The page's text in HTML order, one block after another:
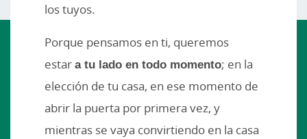
los tuyos.
Porque pensamos en ti, queremos
estara tu lado en todo momento; en la
elección de tu casa, en ese momento de
abrir la puerta por primera vez, y
mientras se vaya convirtiendo en la casa